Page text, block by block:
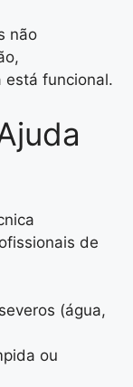
não
está funcional.
de
(água,
ou